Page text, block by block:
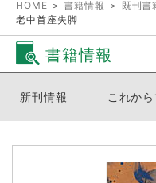
HOME ＞書籍情報 ＞ 既刊書
老中首座失脚
書籍情報
新刊情報 これか